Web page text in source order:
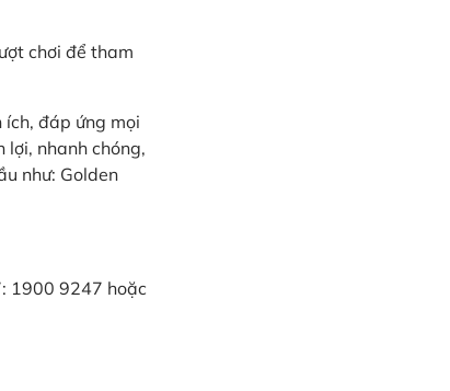
chơi để tham
đáp ứng mọi
nhanh chóng,
như: Golden
1900 9247 hoặc